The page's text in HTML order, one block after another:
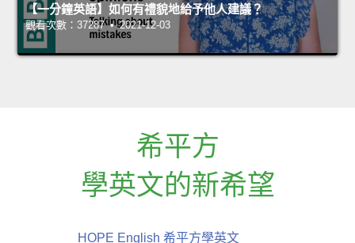
【一分鐘英語】如何有禮貌地給予他人建議？
觀看次數：37287 • 2021-12-03
希平方
學英文的新希望
HOPE English 希平方學英文